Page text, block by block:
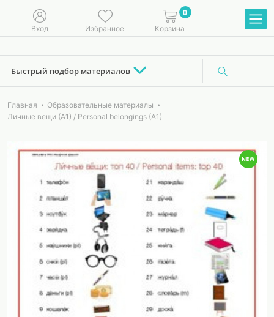
Вход Избранное
0
Корзина
Быстрый подбор материалов
Главная
Образовательные материалы
Личные вещи (А1) / Personal belongings (A1)